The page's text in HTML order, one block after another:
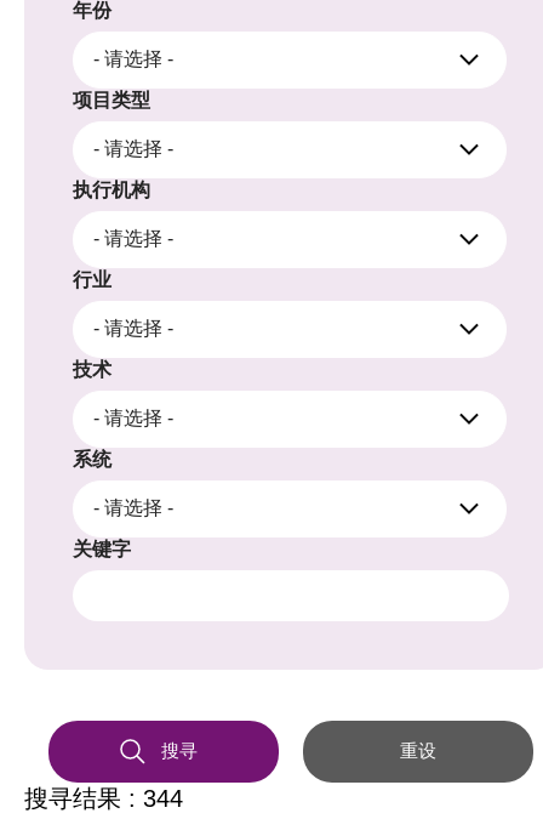
活动及消息
科技分享
会籍
年份
- 请选择 -
项目类型
- 请选择 -
执行机构
- 请选择 -
行业
- 请选择 -
技术
- 请选择 -
系统
- 请选择 -
关键字
搜寻 重设
搜寻结果 : 344